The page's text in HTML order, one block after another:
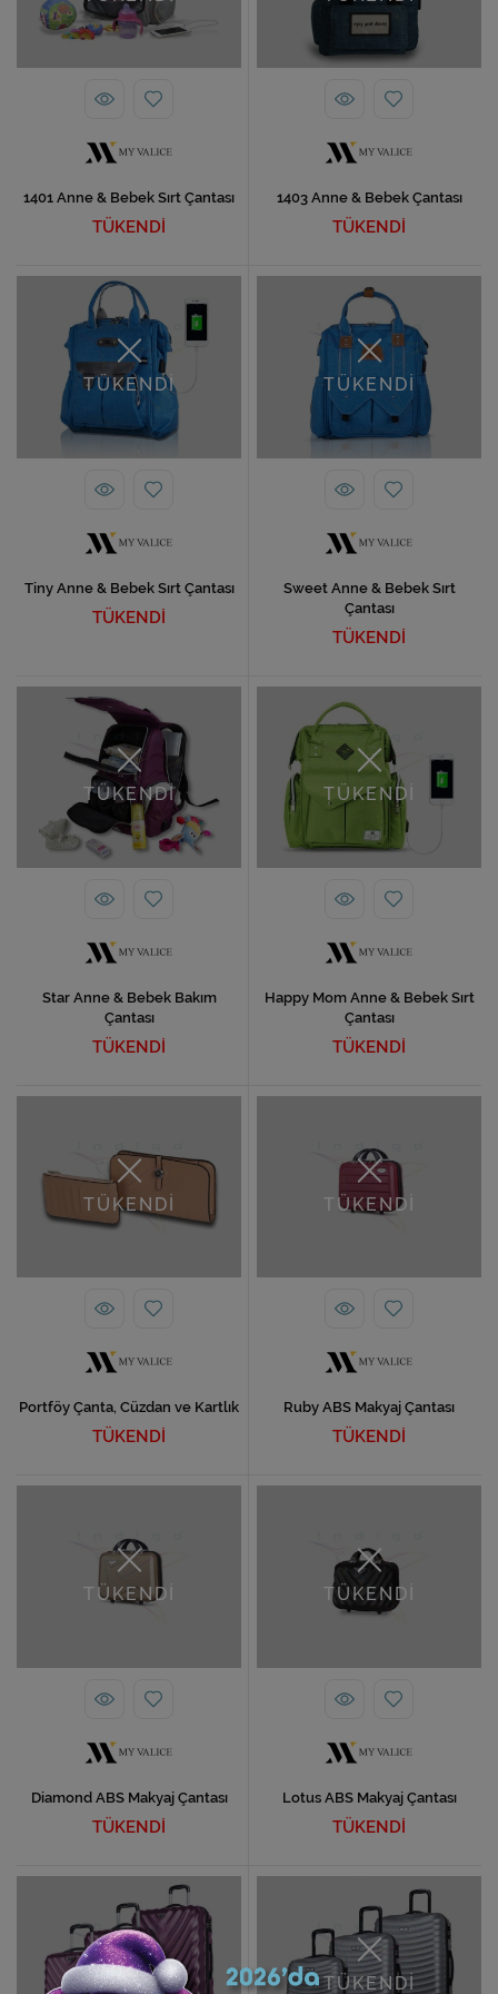
Yeni İş Hediyeleri
1401 Anne & Bebek Sırt Çantası
TÜKENDİ
1403 Anne & Bebek Çantası
TÜKENDİ
TÜKENDİ
Tiny Anne & Bebek Sırt Çantası
TÜKENDİ
TÜKENDİ
Sweet Anne & Bebek Sırt
Çantası
TÜKENDİ
TÜKENDİ
Star Anne & Bebek Bakım
Çantası
TÜKENDİ
TÜKENDİ
Happy Mom Anne & Bebek Sırt
Çantası
TÜKENDİ
TÜKENDİ
Portföy Çanta, Cüzdan ve Kartlık
TÜKENDİ
TÜKENDİ
Ruby ABS Makyaj Çantası
TÜKENDİ
TÜKENDİ
Diamond ABS Makyaj Çantası
TÜKENDİ
TÜKENDİ
Lotus ABS Makyaj Çantası
TÜKENDİ
TÜKENDİ TÜKENDİ